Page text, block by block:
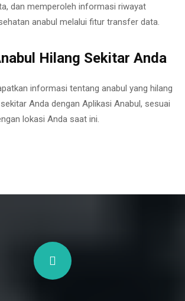
dan memperoleh informasi riwayat
anabul melalui fitur transfer data.
Hilang Sekitar Anda
informasi tentang anabul yang hilang
Anda dengan Aplikasi Anabul, sesuai
lokasi Anda saat ini.